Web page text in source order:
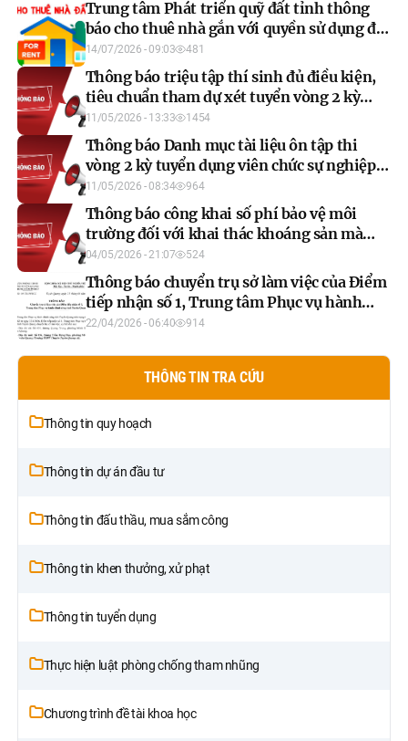
Trung tâm Phát triển quỹ đất tỉnh thông
báo cho thuê nhà gắn với quyền sử dụng đất
đợt 1 năm 2026
14/07/2026 - 09:03 481
Thông báo triệu tập thí sinh đủ điều kiện,
tiêu chuẩn tham dự xét tuyển vòng 2 kỳ
tuyển dụng viên chức sự nghiệp Y tế năm
2025
11/05/2026 - 13:33 1454
Thông báo Danh mục tài liệu ôn tập thi
vòng 2 kỳ tuyển dụng viên chức sự nghiệp Y
tế năm 2025
11/05/2026 - 08:34 964
Thông báo công khai số phí bảo vệ môi
trường đối với khai thác khoáng sản mà
người nộp phí đã nộp năm 2025
04/05/2026 - 21:07 524
Thông báo chuyển trụ sở làm việc của Điểm
tiếp nhận số 1, Trung tâm Phục vụ hành
chính công tỉnh Tuyên Quang
22/04/2026 - 06:40 914
THÔNG TIN TRA CỨU
Thông tin quy hoạch
Thông tin dự án đầu tư
Thông tin đấu thầu, mua sắm công
Thông tin khen thưởng, xử phạt
Thông tin tuyển dụng
Thực hiện luật phòng chống tham nhũng
Chương trình đề tài khoa học